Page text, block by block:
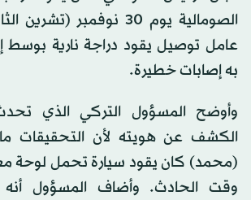
الصومالية يوم 30 نوفمبر
عامل توصيل يقود دراجة نارية
به إصابات خطيرة.
وأوضح المسؤول التركي الذي
الكشف عن هويته لأن التحقيقات ما
(محمد) كان يقود سيارة تحمل لوحة
وقت الحادث. وأضاف المسؤول